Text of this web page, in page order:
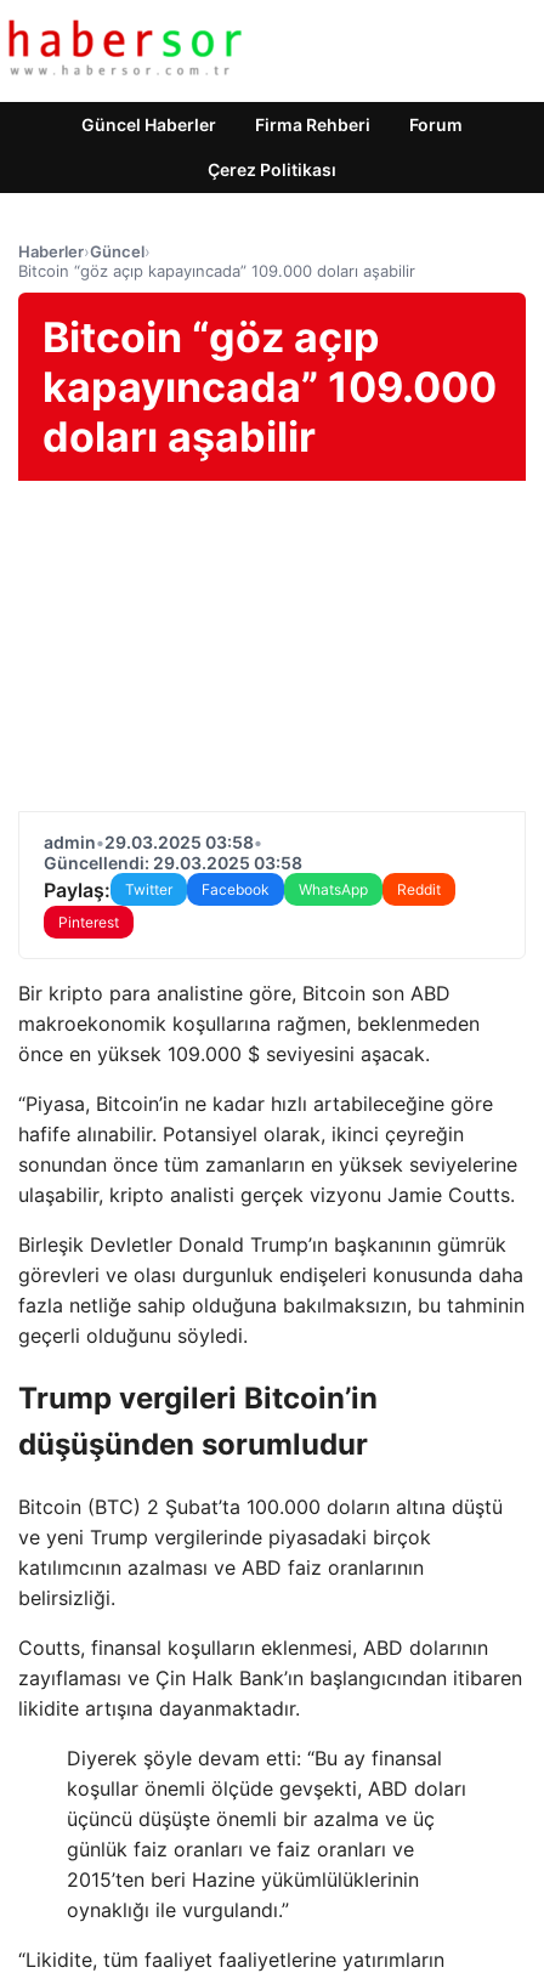
Güncel Haberler Firma Rehberi Forum
Çerez Politikası
Haberler›Güncel›
Bitcoin “göz açıp kapayıncada” 109.000 doları aşabilir
Bitcoin “göz açıp
kapayıncada” 109.000
doları aşabilir
admin•29.03.2025 03:58•
Güncellendi: 29.03.2025 03:58
Paylaş: Twitter Facebook WhatsApp
Reddit
Pinterest
Bir kripto para analistine göre, Bitcoin son ABD
makroekonomik koşullarına rağmen, beklenmeden
önce en yüksek 109.000 $ seviyesini aşacak.
“Piyasa, Bitcoin’in ne kadar hızlı artabileceğine göre
hafife alınabilir. Potansiyel olarak, ikinci çeyreğin
sonundan önce tüm zamanların en yüksek seviyelerine
ulaşabilir, kripto analisti gerçek vizyonu Jamie Coutts.
Birleşik Devletler Donald Trump’ın başkanının gümrük
görevleri ve olası durgunluk endişeleri konusunda daha
fazla netliğe sahip olduğuna bakılmaksızın, bu tahminin
geçerli olduğunu söyledi.
Trump vergileri Bitcoin’in
düşüşünden sorumludur
Bitcoin (BTC) 2 Şubat’ta 100.000 doların altına düştü
ve yeni Trump vergilerinde piyasadaki birçok
katılımcının azalması ve ABD faiz oranlarının
belirsizliği.
Coutts, finansal koşulların eklenmesi, ABD dolarının
zayıflaması ve Çin Halk Bank’ın başlangıcından itibaren
likidite artışına dayanmaktadır.
Diyerek şöyle devam etti: “Bu ay finansal
koşullar önemli ölçüde gevşekti, ABD doları
üçüncü düşüşte önemli bir azalma ve üç
günlük faiz oranları ve faiz oranları ve
2015’ten beri Hazine yükümlülüklerinin
oynaklığı ile vurgulandı.”
“Likidite, tüm faaliyet faaliyetlerine yatırımların